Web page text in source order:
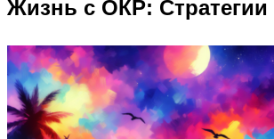
Жизнь с ОКР: Стратегии